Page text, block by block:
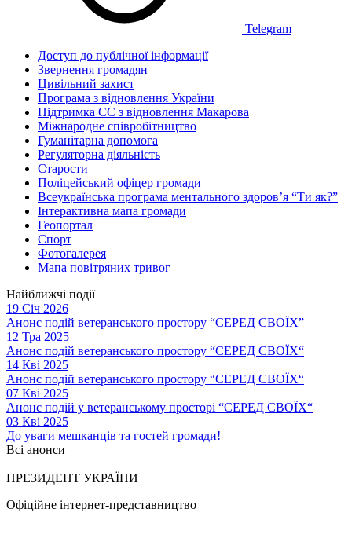
Telegram
Доступ до публічної інформації
Звернення громадян
Цивільний захист
Програма з відновлення України
Підтримка ЄС з відновлення Макарова
Міжнародне співробітництво
Гуманітарна допомога
Регуляторна діяльність
Старости
Поліцейський офіцер громади
Всеукраїнська програма ментального здоров’я “Ти як?”
Інтерактивна мапа громади
Геопортал
Спорт
Фотогалерея
Мапа повітряних тривог
Найближчі події
19 Січ 2026
Анонс подій ветеранського простору “СЕРЕД СВОЇХ”
12 Тра 2025
Анонс подій ветеранського простору “СЕРЕД СВОЇХ“
14 Кві 2025
Анонс подій ветеранського простору “СЕРЕД СВОЇХ“
07 Кві 2025
Анонс подій у ветеранському просторі “СЕРЕД СВОЇХ“
03 Кві 2025
До уваги мешканців та гостей громади!
Всі анонси
ПРЕЗИДЕНТ УКРАЇНИ
Офіційне інтернет-представництво